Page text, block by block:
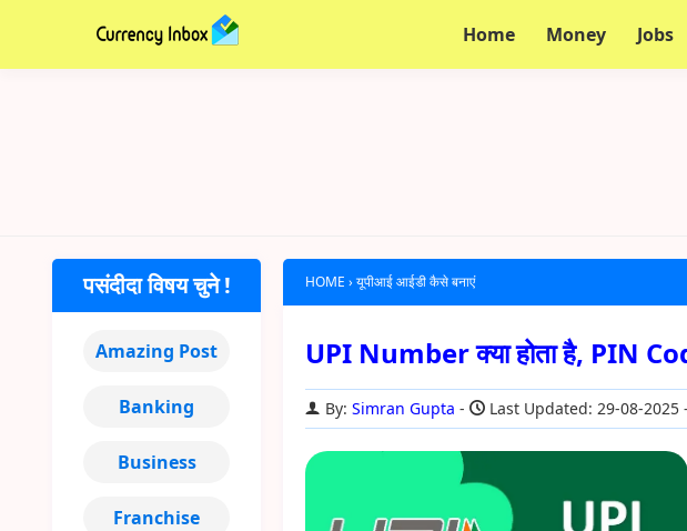
Home Money Jobs
HOME ›यूपीआई आईडी कैसे बनाएं
UPI Number क्या होता है, PIN
By:Simran Gupta Last Updated: 29-08-2025
पसंदीदा विषय चुने !
Amazing Post
Banking
Business
Franchise